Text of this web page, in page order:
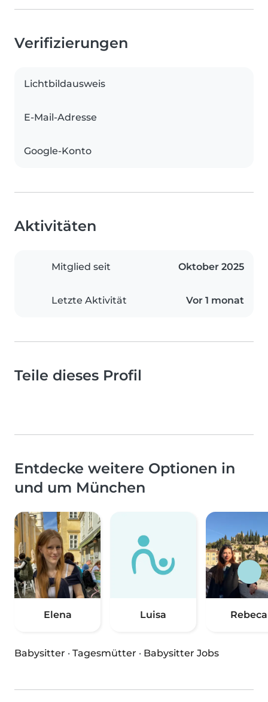
Verifizierungen
Lichtbildausweis
E-Mail-Adresse
Google-Konto
Aktivitäten
Mitglied seit Oktober 2025
Letzte Aktivität Vor 1 monat
Teile dieses Profil
Entdecke weitere Optionen in
und um München
Elena Luisa Rebeca
Babysitter · Tagesmütter · Babysitter Jobs